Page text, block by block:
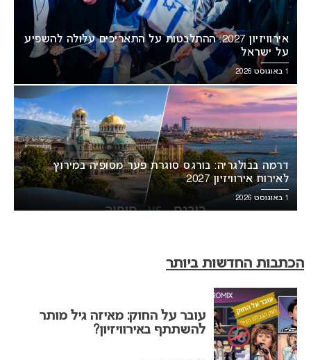
אירוויזיון 2027: ההתלבטות על התאריכים עלולה להשפיע
על ישראל
1 באוגוסט 2026
דרמה בבולגריה: בורגס סוגרת פער מסופיה במירוץ
לאירוח אירוויזיון 2027
1 באוגוסט 2026
הכתבות החדשות ביותר
עובר על החוק: מאיזה גיל מותר
להשתתף באירוויזיון?